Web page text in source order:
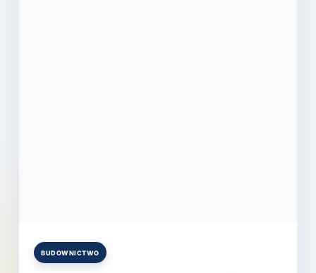
Posted
BUDOWNICTWO